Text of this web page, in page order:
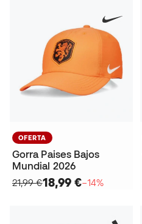
OFERTA
Gorra Paises Bajos
Mundial 2026
21,99 €18,99 €−14%